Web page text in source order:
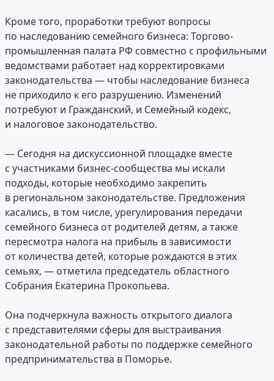
Кроме того, проработки требуют вопросы
по наследованию семейного бизнеса: Торгово-
промышленная палата РФ совместно с профильными
ведомствами работает над корректировками
законодательства — чтобы наследование бизнеса
не приходило к его разрушению. Изменений
потребуют и Гражданский, и Семейный кодекс,
и налоговое законодательство.
— Сегодня на дискуссионной площадке вместе
с участниками бизнес-сообщества мы искали
подходы, которые необходимо закрепить
в региональном законодательстве. Предложения
касались, в том числе, урегулирования передачи
семейного бизнеса от родителей детям, а также
пересмотра налога на прибыль в зависимости
от количества детей, которые рождаются в этих
семьях, — отметила председатель областного
Собрания Екатерина Прокопьева.
Она подчеркнула важность открытого диалога
с представителями сферы для выстраивания
законодательной работы по поддержке семейного
предпринимательства в Поморье.